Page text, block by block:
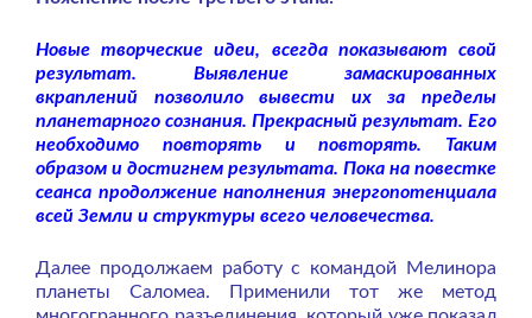
Новые творческие идеи, всегда показывают свой
результат. Выявление замаскированных
вкраплений позволило вывести их за пределы
планетарного сознания. Прекрасный результат. Его
необходимо повторять и повторять. Таким
образом и достигнем результата. Пока на повестке
сеанса продолжение наполнения энергопотенциала
всей Земли и структуры всего человечества.
Далее продолжаем работу с командой Мелинора
планеты Саломеа. Применили тот же метод